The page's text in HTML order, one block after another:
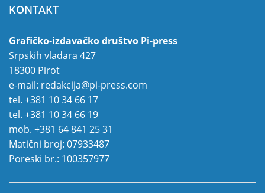
KONTAKT
Grafičko-izdavačko društvo Pi-press
Srpskih vladara 427
18300 Pirot
e-mail: redakcija@pi-press.com
tel. +381 10 34 66 17
tel. +381 10 34 66 19
mob. +381 64 841 25 31
Matični broj: 07933487
Poreski br.: 100357977